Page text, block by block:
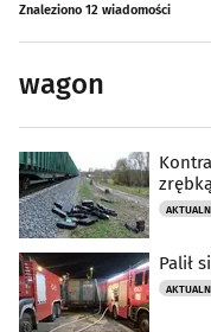
Znaleziono 12 wiadomości
wagon
Palił